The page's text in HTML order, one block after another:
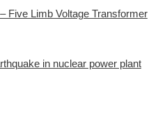
Five Limb Voltage Transformer
in nuclear power plant